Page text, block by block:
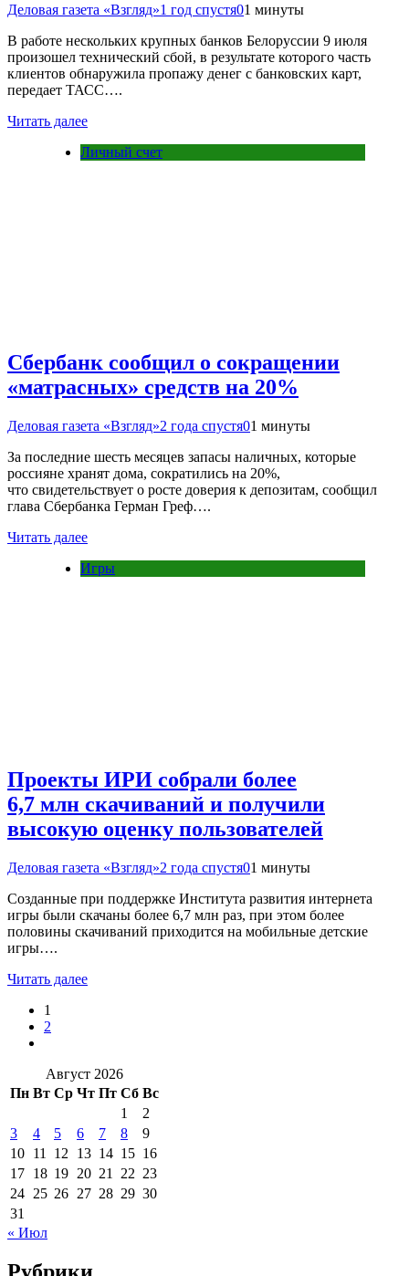
Деловая газета «Взгляд»1 год спустя01 минуты
В работе нескольких крупных банков Белоруссии 9 июля
произошел технический сбой, в результате которого часть
клиентов обнаружила пропажу денег с банковских карт,
передает ТАСС….
Читать далее
Личный счет
Сбербанк сообщил о сокращении
«матрасных» средств на 20%
Деловая газета «Взгляд»2 года спустя01 минуты
За последние шесть месяцев запасы наличных, которые
россияне хранят дома, сократились на 20%,
что свидетельствует о росте доверия к депозитам, сообщил
глава Сбербанка Герман Греф….
Читать далее
Игры
Проекты ИРИ собрали более
6,7 млн скачиваний и получили
высокую оценку пользователей
Деловая газета «Взгляд»2 года спустя01 минуты
Созданные при поддержке Института развития интернета
игры были скачаны более 6,7 млн раз, при этом более
половины скачиваний приходится на мобильные детские
игры….
Читать далее
1
2
Август 2026
Пн Вт Ср Чт Пт Сб Вс
1
2
3
4 5 6 7 8
9
10 11 12 13 14 15 16
17 18 19 20 21 22 23
24 25 26 27 28 29 30
31
« Июл
Рубрики